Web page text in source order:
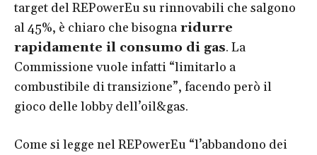
target del REPowerEu su rinnovabili che salgono
al 45%, è chiaro che bisogna ridurre
rapidamente il consumo di gas. La
Commissione vuole infatti “limitarlo a
combustibile di transizione”, facendo però il
gioco delle lobby dell’oil&gas.
Come si legge nel REPowerEu “l’abbandono dei